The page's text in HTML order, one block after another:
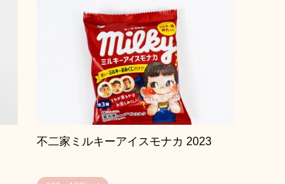
不二家ミルキーアイスモナカ 2023